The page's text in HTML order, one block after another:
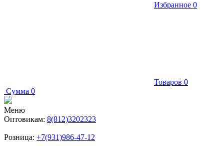
Избранное 0
Товаров 0
Сумма 0
Меню
Оптовикам: 8(812)3202323
Розница: +7(931)986-47-12